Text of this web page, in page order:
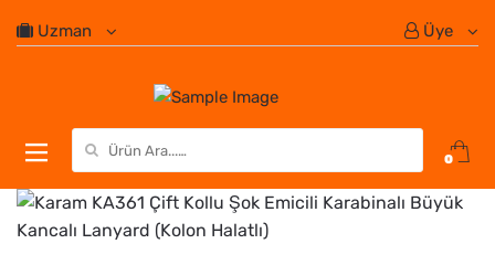
Uzman Üye
Search for:
0